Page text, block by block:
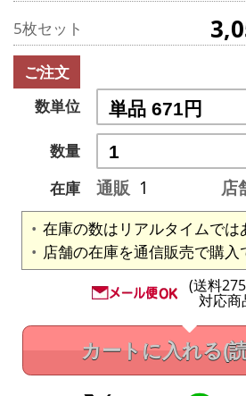
5枚セット
ご注文
数単位
数量
在庫
通販 1 店
在庫の数はリアルタイムでは
店舗の在庫を通信販売で購入
(送料
対応商
カートに入れる(